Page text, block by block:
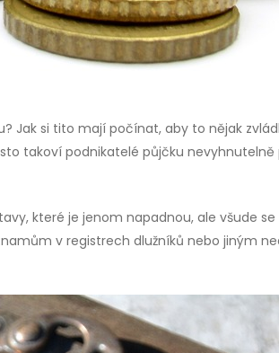
si tito mají počínat, aby to nějak
takoví podnikatelé půjčku
které je jenom napadnou, ale všude
v registrech dlužníků nebo jiným